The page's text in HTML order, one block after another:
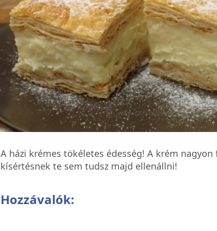
A házi krémes tökéletes édesség! A krém
kísértésnek te sem tudsz majd ellenállni!
Hozzávalók: